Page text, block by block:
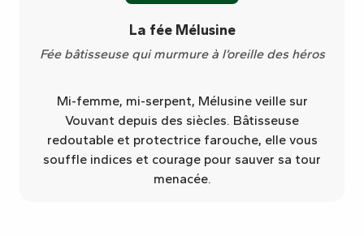
La fée Mélusine
Fée bâtisseuse qui murmure à l’oreille des héros
Mi-femme, mi-serpent, Mélusine veille sur
Vouvant depuis des siècles. Bâtisseuse
redoutable et protectrice farouche, elle vous
souffle indices et courage pour sauver sa tour
menacée.